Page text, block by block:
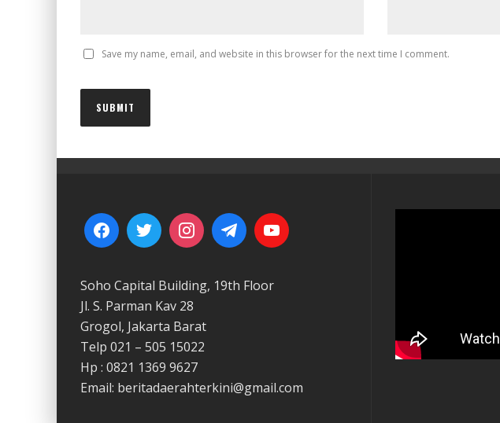
Save my name, email, and website in this browser for the next time I comment.
Soho Capital Building, 19th Floor
Jl. S. Parman Kav 28
Grogol, Jakarta Barat
Telp 021 – 505 15022
Hp : 0821 1369 9627
Email: beritadaerahterkini@gmail.com